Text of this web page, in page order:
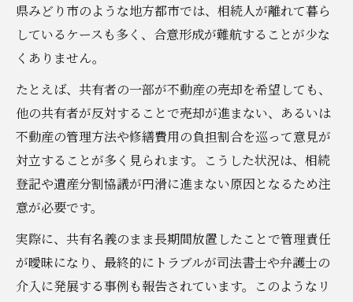
県みどり市のような地方都市では、相続人が離れて暮ら
しているケースも多く、合意形成が難航することが少な
くありません。
たとえば、共有者の一部が不動産の売却を希望しても、
他の共有者が反対することで売却が進まない、あるいは
不動産の管理方法や修繕費用の負担割合を巡って意見が
対立することが多く見られます。こうした状況は、相続
登記や遺産分割協議が円滑に進まない原因となるため注
意が必要です。
実際に、共有名義のまま長期間放置したことで管理責任
が曖昧になり、最終的にトラブルが司法書士や弁護士の
介入に発展する事例も報告されています。このようなリ